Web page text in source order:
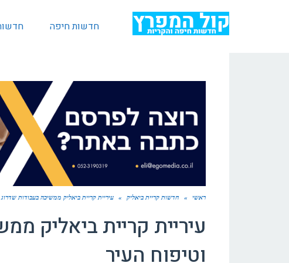
חדשות חיפה
ראשי » חדשות קריית ביאליק » עיריית קריית ביאליק ממשיכה בעבודות שדרוג
עיריית קריית ביאליק
וטיפוח העיר